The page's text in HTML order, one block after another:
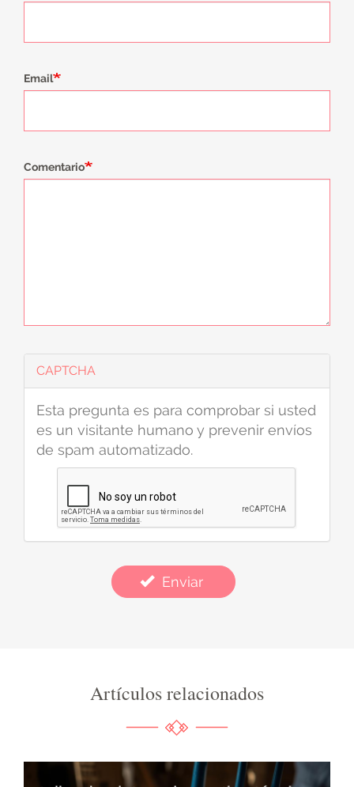
Email
Comentario
CAPTCHA
Esta pregunta es para comprobar si usted
es un visitante humano y prevenir envíos
de spam automatizado.
Enviar
Artículos relacionados